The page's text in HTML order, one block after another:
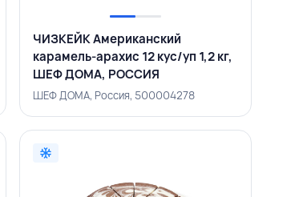
ЧИЗКЕЙК Американский
карамель-арахис 12 кус/уп 1,2 кг,
ШЕФ ДОМА, РОССИЯ
ШЕФ ДОМА, Россия, 500004278